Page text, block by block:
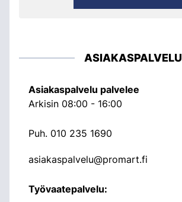
ASIAKASPALVELU
Asiakaspalvelu palvelee
Arkisin 08:00 - 16:00
Puh. 010 235 1690
asiakaspalvelu@promart.fi
Työvaatepalvelu: